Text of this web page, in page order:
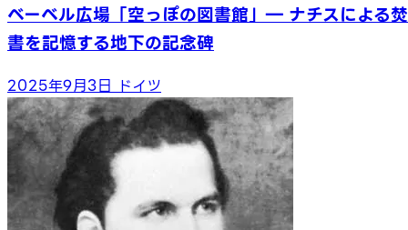
ベーベル広場「空っぽの図書館」― ナチスによる焚
書を記憶する地下の記念碑
2025年9月3日 ドイツ